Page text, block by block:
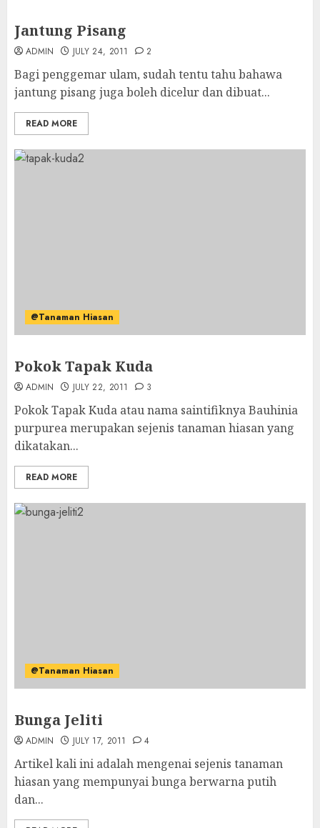
Jantung Pisang
ADMIN JULY 24, 2011 2
Bagi penggemar ulam, sudah tentu tahu bahawa
jantung pisang juga boleh dicelur dan dibuat...
READ MORE
@Tanaman Hiasan
Pokok Tapak Kuda
ADMIN JULY 22, 2011 3
Pokok Tapak Kuda atau nama saintifiknya Bauhinia
purpurea merupakan sejenis tanaman hiasan yang
dikatakan...
READ MORE
@Tanaman Hiasan
Bunga Jeliti
ADMIN JULY 17, 2011 4
Artikel kali ini adalah mengenai sejenis tanaman
hiasan yang mempunyai bunga berwarna putih
dan...